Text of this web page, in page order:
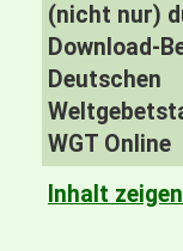
(nicht nur)
Download-
Deutschen
WGT Online
Inhalt zeigen